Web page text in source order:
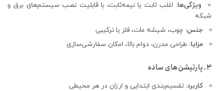
ویژگی‌ها: اغلب ثابت یا نیمه‌ثابت، با قابلیت نصب سیستم‌های برق و
شبکه
جنس: چوب، شیشه مات، فلز یا ترکیبی
مزایا: طراحی مدرن، دوام بالا، امکان سفارشی‌سازی
3. پارتیشن‌های ساده
کاربرد: تقسیم‌بندی ابتدایی و ارزان در هر محیطی